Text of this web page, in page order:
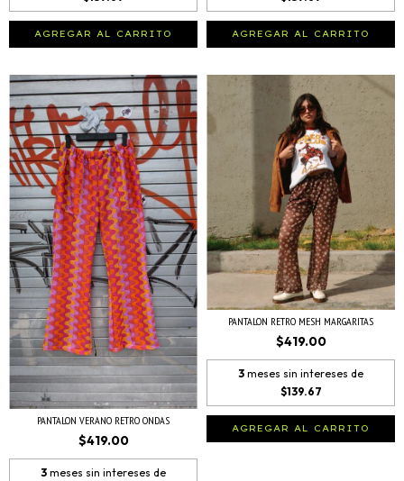
AGREGAR AL CARRITO AGREGAR AL CARRITO
PANTALON VERANO RETRO ONDAS
$419.00
3 meses sin intereses de
PANTALON RETRO MESH MARGARITAS
$419.00
3 meses sin intereses de
$139.67
AGREGAR AL CARRITO